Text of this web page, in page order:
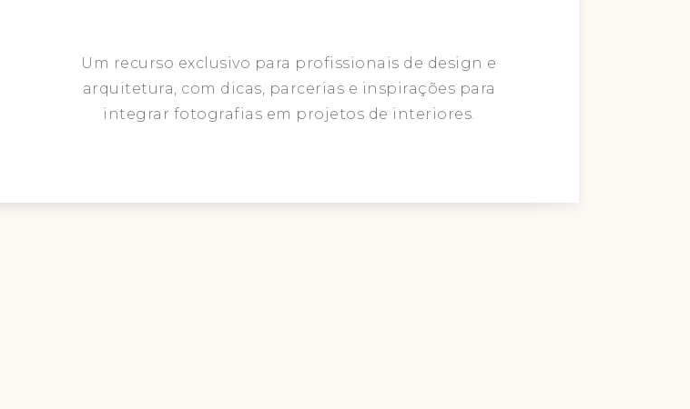
Um recurso exclusivo para profissionais de design e
arquitetura, com dicas, parcerias e inspirações para
integrar fotografias em projetos de interiores.